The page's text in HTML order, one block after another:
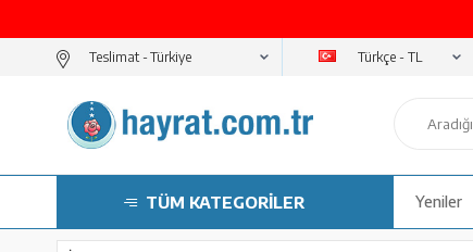
Teslimat - Türkçe - TL
TÜM KATEGORİLER Yeniler